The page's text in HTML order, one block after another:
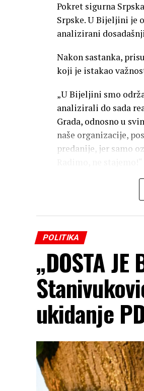
Pokret sigurna
Srpske. U Bijeljini je
analizirani
Nakon sastanka,
koji je istakao
„U Bijeljini smo
analizirali do sada
Grada, odnosno u
naše organizacije,
predanije, jer samo
POLITIKA
„DOSTA JE
ukidanje